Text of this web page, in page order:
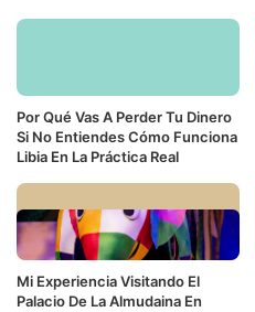
Por Qué Vas A Perder Tu Dinero
Si No Entiendes Cómo Funciona
Libia En La Práctica Real
Mi Experiencia Visitando El
Palacio De La Almudaina En